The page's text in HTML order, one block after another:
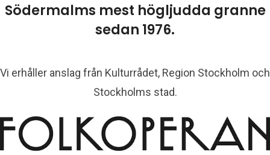
Södermalms mest högljudda granne
sedan 1976.
Vi erhåller anslag från Kulturrådet, Region Stockholm och
Stockholms stad.